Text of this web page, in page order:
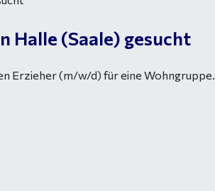
Halle (Saale) gesucht
Erzieher (m/w/d) für eine Wohngruppe.